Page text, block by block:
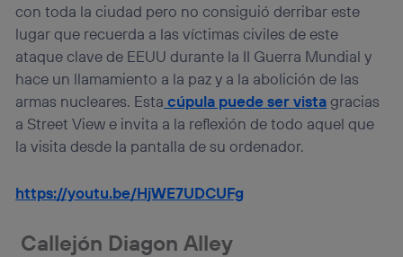
con toda la ciudad pero no consiguió derribar este
lugar que recuerda a las víctimas civiles de este
ataque clave de EEUU durante la II Guerra Mundial y
hace un llamamiento a la paz y a la abolición de las
armas nucleares. Esta cúpula puede ser vista gracias
a Street View e invita a la reflexión de todo aquel que
la visita desde la pantalla de su ordenador.
https://youtu.be/HjWE7UDCUFg
Callejón Diagon Alley